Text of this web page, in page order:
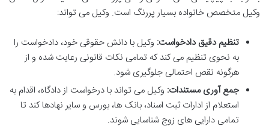
وکیل متخصص خانواده بسیار پررنگ است. وکیل می تواند:
تنظیم دقیق دادخواست: وکیل با دانش حقوقی خود، دادخواست را
به نحوی تنظیم می کند که تمامی نکات قانونی رعایت شده و از
هرگونه نقص احتمالی جلوگیری شود.
جمع آوری مستندات: وکیل می تواند با درخواست از دادگاه، اقدام به
استعلام از ادارات ثبت اسناد، بانک ها، بورس و سایر نهادها کند تا
تمامی دارایی های زوج شناسایی شوند.